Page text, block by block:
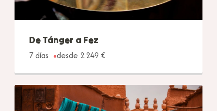
De Tánger a Fez
7 días
desde 2.249 €